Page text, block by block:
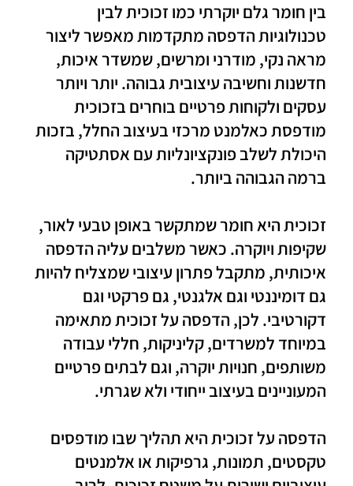
בין חומר גלם יוקרתי כמו זכוכית לבין
טכנולוגיות הדפסה מתקדמות מאפשר ליצור
מראה נקי, מודרני ומרשים, שמשדר איכות,
חדשנות וחשיבה עיצובית גבוהה. יותר ויותר
עסקים ולקוחות פרטיים בוחרים בזכוכית
מודפסת כאלמנט מרכזי בעיצוב החלל, בזכות
היכולת לשלב פונקציונליות עם אסתטיקה
ברמה הגבוהה ביותר.
זכוכית היא חומר שמתקשר באופן טבעי לאור,
שקיפות ויוקרה. כאשר משלבים עליה הדפסה
איכותית, מתקבל פתרון עיצובי שמצליח להיות
גם דומיננטי וגם אלגנטי, גם פרקטי וגם
דקורטיבי. לכן, הדפסה על זכוכית מתאימה
במיוחד למשרדים, קליניקות, חללי עבודה
משותפים, חנויות יוקרה, וגם לבתים פרטיים
המעוניינים בעיצוב ייחודי ולא שגרתי.
הדפסה על זכוכית היא תהליך שבו מודפסים
טקסטים, תמונות, גרפיקות או אלמנטים